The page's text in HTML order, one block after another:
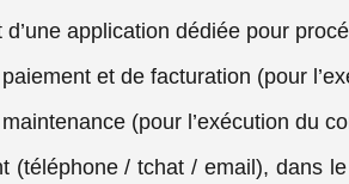
application dédiée pour
et de facturation (pour
(pour l’exécution du
(téléphone / tchat / email), dans